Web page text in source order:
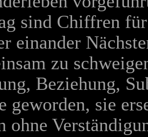
sind Chiffren
einander
zu
Beziehung,
geworden, sie
ohne